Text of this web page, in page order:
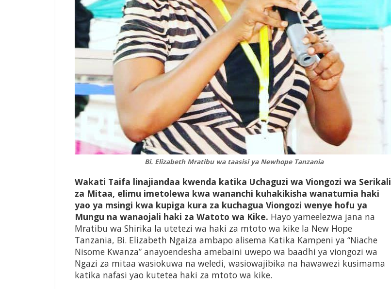
Bi. Elizabeth Mratibu wa taasisi ya Newhope Tanzania
Wakati Taifa linajiandaa kwenda katika Uchaguzi wa Viongozi wa Serikali
za Mitaa, elimu imetolewa kwa wananchi kuhakikisha wanatumia haki
yao ya msingi kwa kupiga kura za kuchagua Viongozi wenye hofu ya
Mungu na wanaojali haki za Watoto wa Kike. Hayo yameelezwa jana na
Mratibu wa Shirika la utetezi wa haki za mtoto wa kike la New Hope
Tanzania, Bi. Elizabeth Ngaiza ambapo alisema Katika Kampeni ya “Niache
Nisome Kwanza” anayoendesha amebaini uwepo wa baadhi ya viongozi wa
Ngazi za mitaa wasiokuwa na weledi, wasiowajibika na hawawezi kusimama
katika nafasi yao kutetea haki za mtoto wa kike.